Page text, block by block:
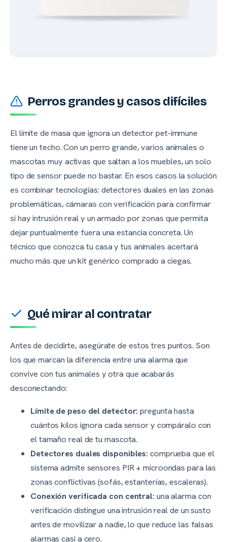
Perros grandes y casos difíciles
El límite de masa que ignora un detector pet-immune
tiene un techo. Con un perro grande, varios animales o
mascotas muy activas que saltan a los muebles, un solo
tipo de sensor puede no bastar. En esos casos la solución
es combinar tecnologías: detectores duales en las zonas
problemáticas, cámaras con verificación para confirmar
si hay intrusión real y un armado por zonas que permita
dejar puntualmente fuera una estancia concreta. Un
técnico que conozca tu casa y tus animales acertará
mucho más que un kit genérico comprado a ciegas.
Qué mirar al contratar
Antes de decidirte, asegúrate de estos tres puntos. Son
los que marcan la diferencia entre una alarma que
convive con tus animales y otra que acabarás
desconectando:
Límite de peso del detector: pregunta hasta
cuántos kilos ignora cada sensor y compáralo con
el tamaño real de tu mascota.
Detectores duales disponibles: comprueba que el
sistema admite sensores PIR + microondas para las
zonas conflictivas (sofás, estanterías, escaleras).
Conexión verificada con central: una alarma con
verificación distingue una intrusión real de un susto
antes de movilizar a nadie, lo que reduce las falsas
alarmas casi a cero.